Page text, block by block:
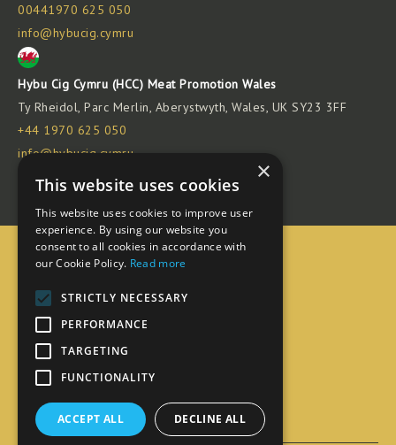
00441970 625 050
info@hybucig.cymru
Hybu Cig Cymru (HCC) Meat Promotion Wales
Ty Rheidol, Parc Merlin, Aberystwyth, Wales, UK SY23 3FF
+44 1970 625 050
info@hybucig.cymru
© 2026 HCC - Meat Promotion Wales
Adnoddau
Clwb Cigyddion
Croeso i Hybu Cig Cymru
Farchnad Fyd-eang
Farchnad Gartref
Gwasanaeth Bwyd
Pam Cymreig?
×
This website uses cookies
This website uses cookies to improve user
experience. By using our website you
consent to all cookies in accordance with
our Cookie Policy. Read more
STRICTLY NECESSARY
PERFORMANCE
TARGETING
FUNCTIONALITY
ACCEPT ALL DECLINE ALL